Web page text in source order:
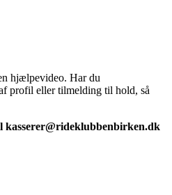
hjælpevideo. Har du
profil eller tilmelding til hold, så
kasserer@rideklubbenbirken.dk